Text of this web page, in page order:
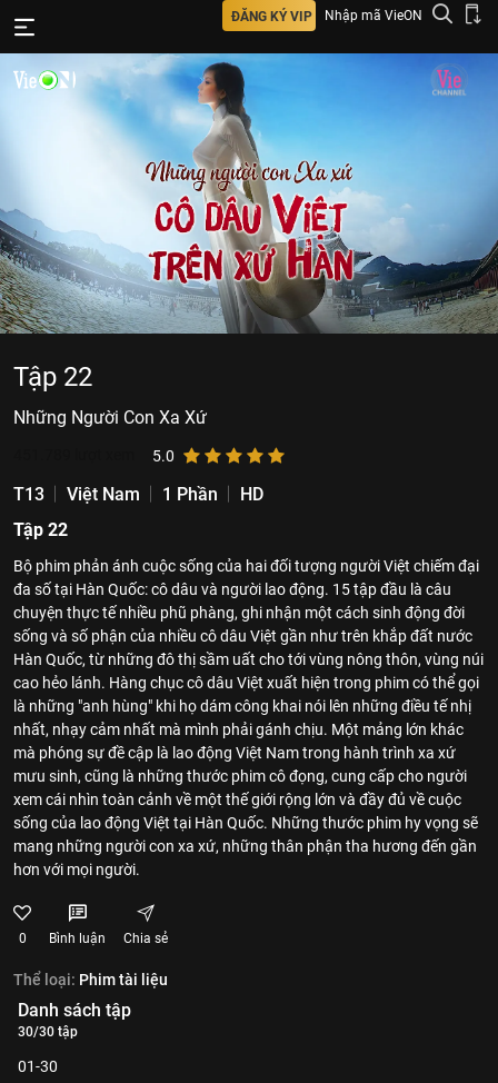
ĐĂNG KÝ VIP Nhập mã VieON
Tập 22
Những Người Con Xa Xứ
5.0
T13 Việt Nam 1 Phần
HD
Tập 22
Bộ phim phản ánh cuộc sống của hai đối tượng người Việt chiếm đại
đa số tại Hàn Quốc: cô dâu và người lao động. 15 tập đầu là câu
chuyện thực tế nhiều phũ phàng, ghi nhận một cách sinh động đời
sống và số phận của nhiều cô dâu Việt gần như trên khắp đất nước
Hàn Quốc, từ những đô thị sầm uất cho tới vùng nông thôn, vùng núi
cao hẻo lánh. Hàng chục cô dâu Việt xuất hiện trong phim có thể gọi
là những "anh hùng" khi họ dám công khai nói lên những điều tế nhị
nhất, nhạy cảm nhất mà mình phải gánh chịu. Một mảng lớn khác
mà phóng sự đề cập là lao động Việt Nam trong hành trình xa xứ
mưu sinh, cũng là những thước phim cô đọng, cung cấp cho người
xem cái nhìn toàn cảnh về một thế giới rộng lớn và đầy đủ về cuộc
sống của lao động Việt tại Hàn Quốc. Những thước phim hy vọng sẽ
mang những người con xa xứ, những thân phận tha hương đến gần
hơn với mọi người.
0 Bình luận Chia sẻ
Thể loại: Phim tài liệu
Danh sách tập
30/30 tập
01-30